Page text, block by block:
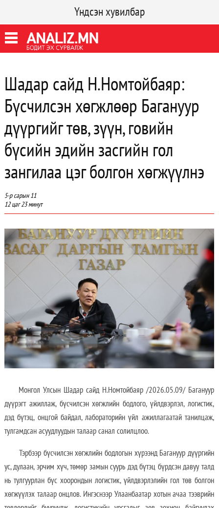
Үндсэн хувилбар
Шадар сайд Н.Номтойбаяр:
Бүсчилсэн хөгжлөөр Багануур
дүүргийг төв, зүүн, говийн
бүсийн эдийн засгийн гол
зангилаа цэг болгон хөгжүүлнэ
5-р сарын 11
12 цаг 23 минут
Монгол Улсын Шадар сайд Н.Номтойбаяр /2026.05.09/ Багануур
дүүрэгт ажиллаж, бүсчилсэн хөгжлийн бодлого, үйлдвэрлэл, логистик,
дэд бүтэц, онцгой байдал, лабораторийн үйл ажиллагаатай танилцаж,
тулгамдсан асуудлуудын талаар санал солилцлоо.
Тэрбээр бүсчилсэн хөгжлийн бодлогын хүрээнд Багануур дүүргийн
ус, дулаан, эрчим хүч, төмөр замын суурь дэд бүтэц бүрдсэн давуу талд
нь тулгуурлан бүс хоорондын логистик, үйлдвэрлэлийн гол төв болгон
хөгжүүлэх талаар онцлов. Ингэснээр Улаанбаатар хотын ачаа тээврийн